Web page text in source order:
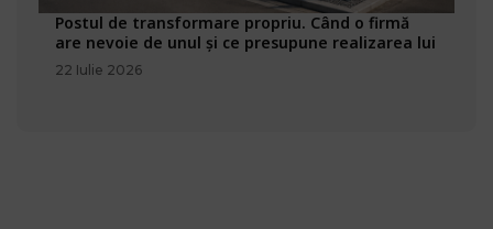
Postul de transformare propriu. Când o firmă
are nevoie de unul și ce presupune realizarea lui
22 Iulie 2026